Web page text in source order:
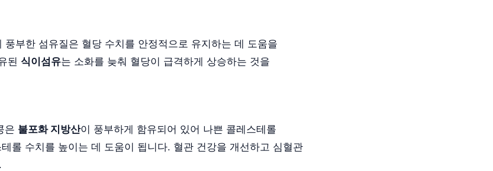
풍부한 섬유질은 혈당 수치를 안정적으로 유지하는 데 도움을
된 식이섬유는 소화를 늦춰 혈당이 급격하게 상승하는 것을
은 불포화 지방산이 풍부하게 함유되어 있어 나쁜 콜레스테롤
롤 수치를 높이는 데 도움이 됩니다. 혈관 건강을 개선하고 심혈관